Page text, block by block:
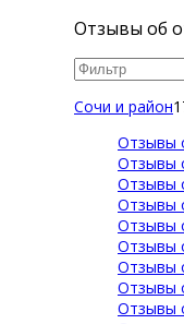
Отзывы об
Сочи и район
Отзывы
Отзывы
Отзывы
Отзывы
Отзывы
Отзывы
Отзывы
Отзывы
Отзывы